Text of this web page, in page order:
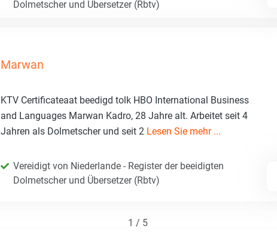
Dolmetscher und Übersetzer (Rbtv)
Marwan
KTV Certificateaat beedigd tolk HBO International Business
and Languages Marwan Kadro, 28 Jahre alt. Arbeitet seit 4
Jahren als Dolmetscher und seit 2 Lesen Sie mehr ...
Vereidigt von Niederlande - Register der beeidigten
Dolmetscher und Übersetzer (Rbtv)
1 / 5